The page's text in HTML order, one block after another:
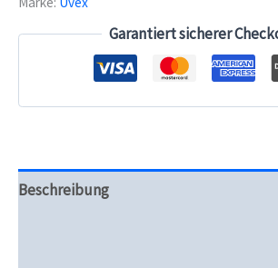
active
Garantiert sicherer
Beschreibung